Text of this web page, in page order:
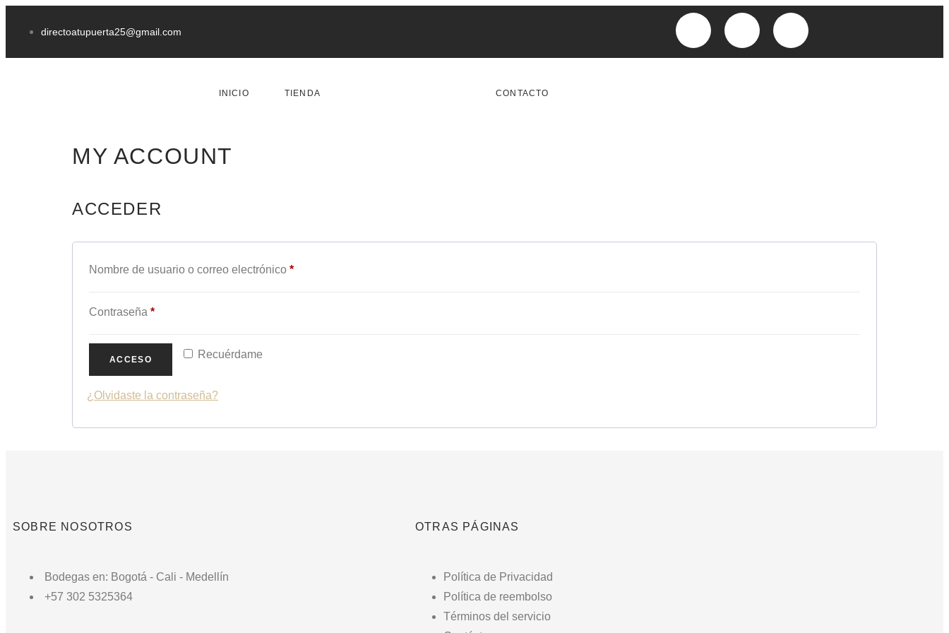
directoatupuerta25@gmail.com
INICIO TIENDA CONTACTO
MY ACCOUNT
ACCEDER
Nombre de usuario o correo electrónico *
Contraseña *
Recuérdame
ACCESO
¿Olvidaste la contraseña?
SOBRE NOSOTROS
Bodegas en: Bogotá - Cali - Medellín
+57 302 5325364
OTRAS PÁGINAS
Política de Privacidad
Política de reembolso
Términos del servicio